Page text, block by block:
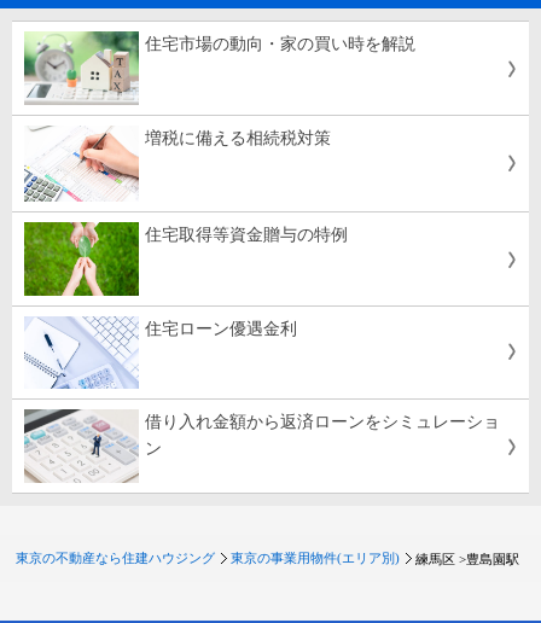
住宅市場の動向・家の買い時を解説
増税に備える相続税対策
住宅取得等資金贈与の特例
住宅ローン優遇金利
借り入れ金額から返済ローンをシミュレーショ
ン
東京の不動産なら住建ハウジング 東京の事業用物件(エリア別) 練馬区 >豊島園駅